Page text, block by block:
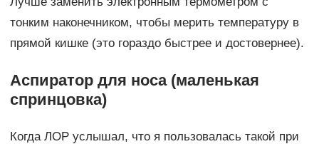
тонким наконечником, чтобы мерить температуру в
прямой кишке (это гораздо быстрее и достовернее).
Аспиратор для носа (маленькая
спринцовка)
Когда ЛОР услышал, что я пользовалась такой при